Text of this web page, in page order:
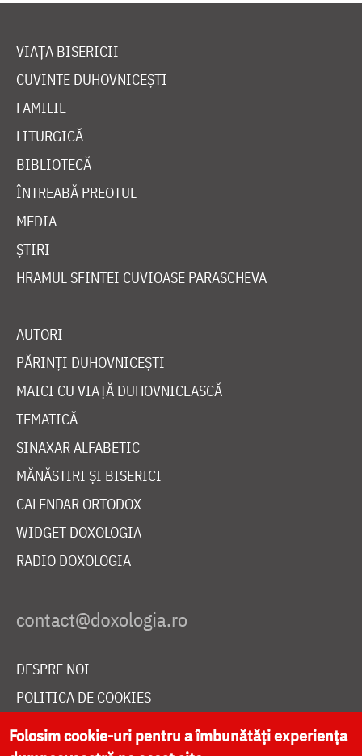
VIAȚA BISERICII
CUVINTE DUHOVNICEȘTI
FAMILIE
LITURGICĂ
BIBLIOTECĂ
ÎNTREABĂ PREOTUL
MEDIA
ȘTIRI
HRAMUL SFINTEI CUVIOASE PARASCHEVA
AUTORI
PĂRINȚI DUHOVNICEȘTI
MAICI CU VIAȚĂ DUHOVNICEASCĂ
TEMATICĂ
SINAXAR ALFABETIC
MĂNĂSTIRI ȘI BISERICI
CALENDAR ORTODOX
WIDGET DOXOLOGIA
RADIO DOXOLOGIA
DESPRE NOI
POLITICA DE COOKIES
DONEAZĂ ONLINE PENTRU CATEDRALA NAȚIONALĂ
Folosim cookie-uri pentru a îmbunătăți experiența